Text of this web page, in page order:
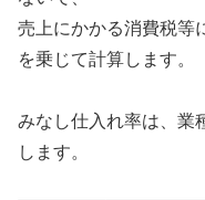
売上にかかる消費税等
を乗じて計算します。
みなし仕入れ率は、業
します。